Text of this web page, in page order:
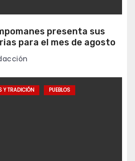
presenta sus
para el mes de agosto
Y TRADICIÓN PUEBLOS